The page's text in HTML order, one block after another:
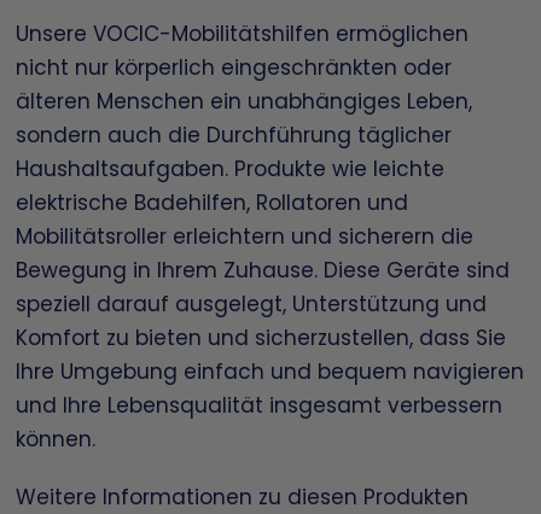
Unsere VOCIC-Mobilitätshilfen ermöglichen
nicht nur körperlich eingeschränkten oder
älteren Menschen ein unabhängiges Leben,
sondern auch die Durchführung täglicher
Haushaltsaufgaben. Produkte wie leichte
elektrische Badehilfen, Rollatoren und
Mobilitätsroller erleichtern und sicherern die
Bewegung in Ihrem Zuhause. Diese Geräte sind
speziell darauf ausgelegt, Unterstützung und
Komfort zu bieten und sicherzustellen, dass Sie
Ihre Umgebung einfach und bequem navigieren
und Ihre Lebensqualität insgesamt verbessern
können.
Weitere Informationen zu diesen Produkten